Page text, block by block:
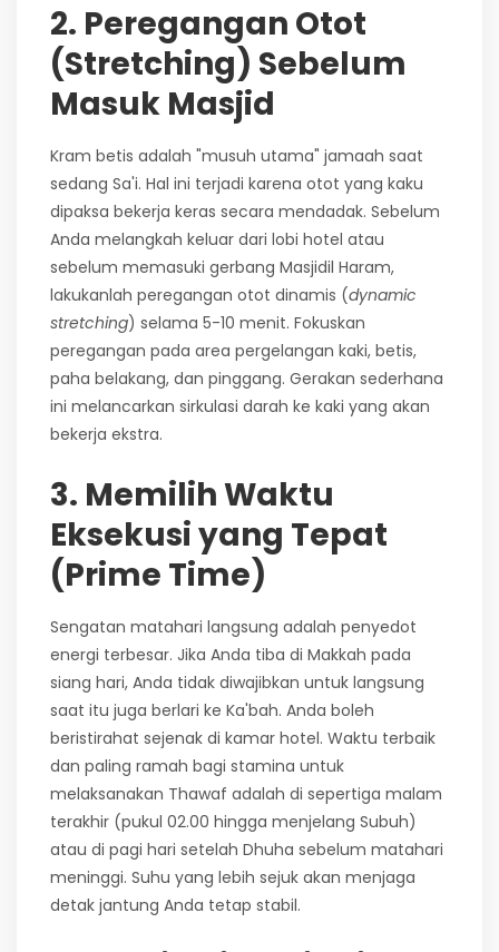
2. Peregangan Otot
(Stretching) Sebelum
Masuk Masjid
Kram betis adalah "musuh utama" jamaah saat
sedang Sa'i. Hal ini terjadi karena otot yang kaku
dipaksa bekerja keras secara mendadak. Sebelum
Anda melangkah keluar dari lobi hotel atau
sebelum memasuki gerbang Masjidil Haram,
lakukanlah peregangan otot dinamis (dynamic
stretching) selama 5-10 menit. Fokuskan
peregangan pada area pergelangan kaki, betis,
paha belakang, dan pinggang. Gerakan sederhana
ini melancarkan sirkulasi darah ke kaki yang akan
bekerja ekstra.
3. Memilih Waktu
Eksekusi yang Tepat
(Prime Time)
Sengatan matahari langsung adalah penyedot
energi terbesar. Jika Anda tiba di Makkah pada
siang hari, Anda tidak diwajibkan untuk langsung
saat itu juga berlari ke Ka'bah. Anda boleh
beristirahat sejenak di kamar hotel. Waktu terbaik
dan paling ramah bagi stamina untuk
melaksanakan Thawaf adalah di sepertiga malam
terakhir (pukul 02.00 hingga menjelang Subuh)
atau di pagi hari setelah Dhuha sebelum matahari
meninggi. Suhu yang lebih sejuk akan menjaga
detak jantung Anda tetap stabil.